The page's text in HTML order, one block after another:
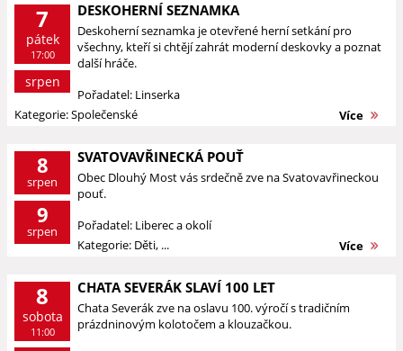
7
pátek
17:00
srpen
DESKOHERNÍ SEZNAMKA
Deskoherní seznamka je otevřené herní setkání pro
všechny, kteří si chtějí zahrát moderní deskovky a poznat
další hráče.
Pořadatel: Linserka
Kategorie: Společenské
Více
8
srpen
9
srpen
SVATOVAVŘINECKÁ POUŤ
Obec Dlouhý Most vás srdečně zve na Svatovavřineckou
pouť.
Pořadatel: Liberec a okolí
Kategorie: Děti, ...
Více
8
sobota
11:00
CHATA SEVERÁK SLAVÍ 100 LET
Chata Severák zve na oslavu 100. výročí s tradičním
prázdninovým kolotočem a klouzačkou.